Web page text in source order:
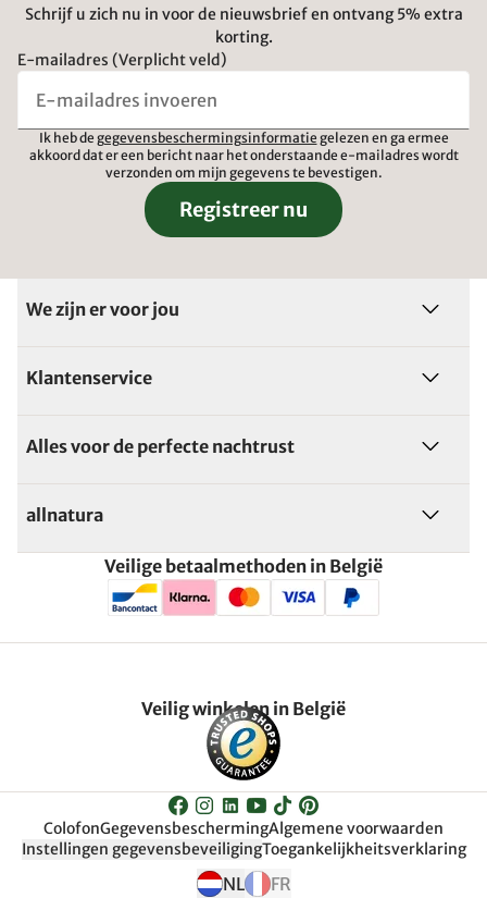
Schrijf u zich nu in voor de nieuwsbrief en ontvang 5% extra
korting.
E-mailadres (Verplicht veld)
Ik heb de gegevensbeschermingsinformatie gelezen en ga ermee
akkoord dat er een bericht naar het onderstaande e-mailadres wordt
verzonden om mijn gegevens te bevestigen.
Registreer nu
We zijn er voor jou
Klantenservice
Alles voor de perfecte nachtrust
allnatura
Veilige betaalmethoden in België
Veilig winkelen in België
ColofonGegevensbeschermingAlgemene voorwaarden
Instellingen gegevensbeveiligingToegankelijkheitsverklaring
NL FR